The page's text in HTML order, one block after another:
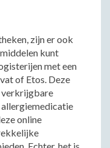
zijn er ook
kunt
met een
of Etos. Deze
verkrijgbare
allergiemedicatie
online